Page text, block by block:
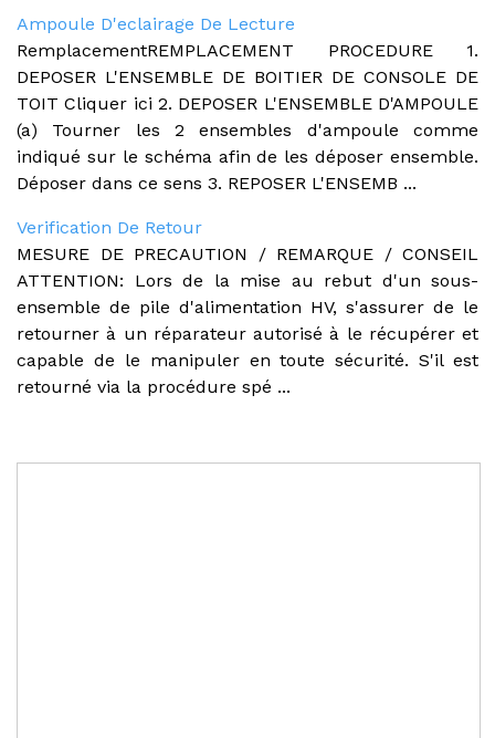
Ampoule D'eclairage De Lecture
RemplacementREMPLACEMENT PROCEDURE 1.
DEPOSER L'ENSEMBLE DE BOITIER DE CONSOLE DE
TOIT Cliquer ici 2. DEPOSER L'ENSEMBLE D'AMPOULE
(a) Tourner les 2 ensembles d'ampoule comme
indiqué sur le schéma afin de les déposer ensemble.
Déposer dans ce sens 3. REPOSER L'ENSEMB ...
Verification De Retour
MESURE DE PRECAUTION / REMARQUE / CONSEIL
ATTENTION: Lors de la mise au rebut d'un sous-
ensemble de pile d'alimentation HV, s'assurer de le
retourner à un réparateur autorisé à le récupérer et
capable de le manipuler en toute sécurité. S'il est
retourné via la procédure spé ...